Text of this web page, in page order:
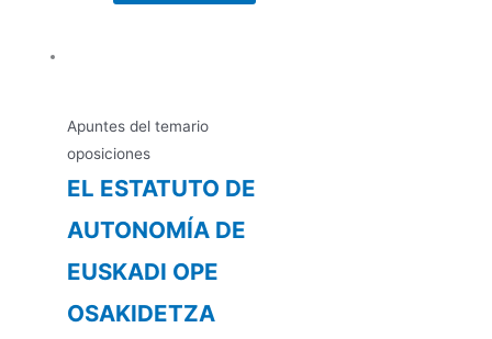
Apuntes del temario
oposiciones
EL ESTATUTO DE
AUTONOMÍA DE
EUSKADI OPE
OSAKIDETZA